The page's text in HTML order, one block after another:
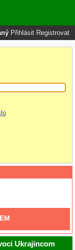
Přihlásit Registrovat
Ukrajincom